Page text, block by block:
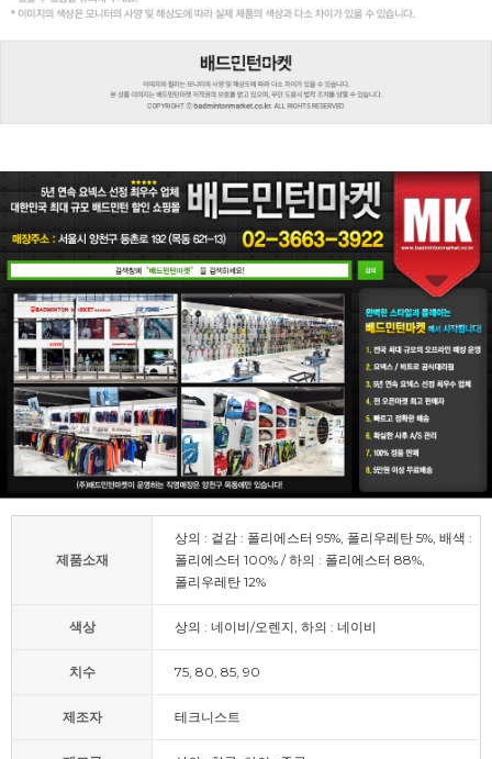
제품소재
상의 : 겉감 : 폴리에스터 95%, 폴리우레탄 5%, 배색 :
폴리에스터 100% / 하의 : 폴리에스터 88%,
폴리우레탄 12%
색상 상의 : 네이비/오렌지, 하의 : 네이비
치수 75, 80, 85, 90
제조자 테크니스트